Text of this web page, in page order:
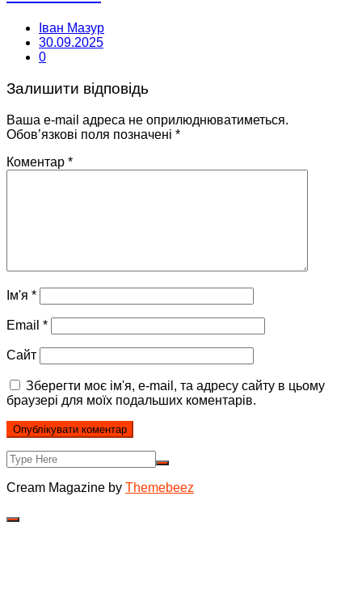
Іван Мазур
30.09.2025
0
Залишити відповідь
Ваша e-mail адреса не оприлюднюватиметься.
Обов’язкові поля позначені *
Коментар *
Ім'я *
Email *
Сайт
Зберегти моє ім'я, e-mail, та адресу сайту в цьому
браузері для моїх подальших коментарів.
Cream Magazine by Themebeez